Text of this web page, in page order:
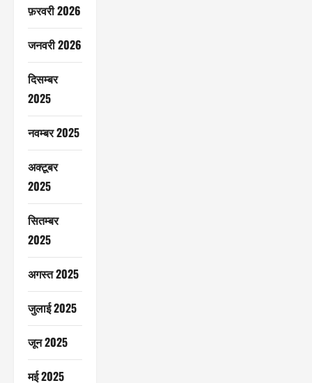
फ़रवरी 2026
जनवरी 2026
दिसम्बर
2025
नवम्बर 2025
अक्टूबर
2025
सितम्बर
2025
अगस्त 2025
जुलाई 2025
जून 2025
मई 2025